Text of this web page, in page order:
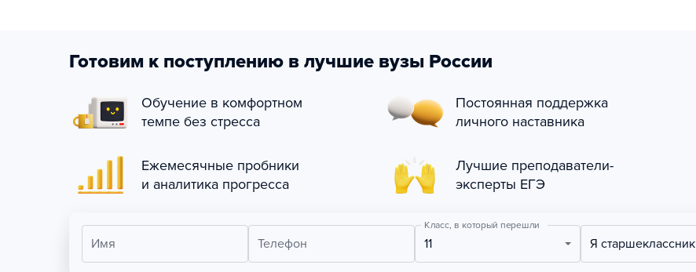
Готовим к поступлению в лучшие вузы России
Обучение в комфортном
темпе без стресса
Постоянная поддержка
личного наставника
Ежемесячные пробники
и аналитика прогресса
Лучшие преподаватели-
эксперты ЕГЭ
Имя Телефон
Класс, в который перешли
11 Я старшеклассник